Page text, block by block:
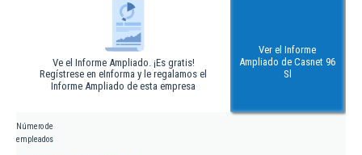
Ve el Informe Ampliado. ¡Es gratis!
Regístrese en eInforma y le regalamos el
Informe Ampliado de esta empresa
Ver el Informe
Ampliado de Casnet 96
Sl
Número de
empleados